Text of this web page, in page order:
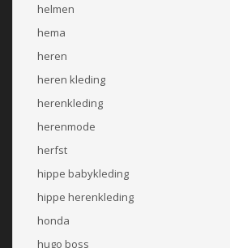
helmen
hema
heren
heren kleding
herenkleding
herenmode
herfst
hippe babykleding
hippe herenkleding
honda
hugo boss